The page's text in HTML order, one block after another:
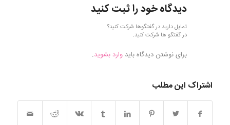
دیدگاه خود را ثبت کنید
تمایل دارید در گفتگوها شرکت کنید؟
در گفتگو ها شرکت کنید.
برای نوشتن دیدگاه باید وارد بشوید.
اشتراک این مطلب